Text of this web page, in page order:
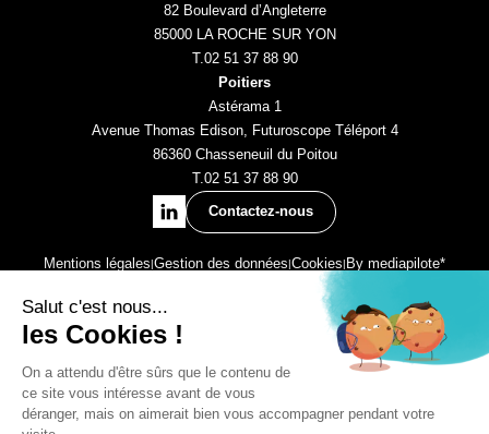
82 Boulevard d’Angleterre
85000 LA ROCHE SUR YON
T. 02 51 37 88 90
Poitiers
Astérama 1
Avenue Thomas Edison, Futuroscope Téléport 4
86360 Chasseneuil du Poitou
T. 02 51 37 88 90
Suivez-
nous
sur
Linkedin
Contactez-nous
Mentions légales Gestion des données Cookies By mediapilote*
Une société du Groupe Sylvaé, le partenaire multi-expertises pour
bâtir, sécuriser et transmettre sereinement la réussite de vos projets
de vies.